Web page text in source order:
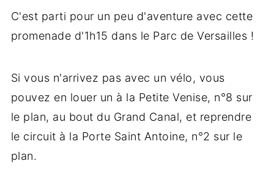
C'est parti pour un peu d'aventure avec cette
promenade d'1h15 dans le Parc de Versailles !
Si vous n'arrivez pas avec un vélo, vous
pouvez en louer un à la Petite Venise, n°8 sur
le plan, au bout du Grand Canal, et reprendre
le circuit à la Porte Saint Antoine, n°2 sur le
plan.